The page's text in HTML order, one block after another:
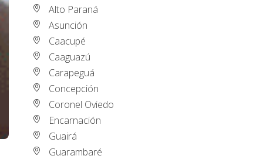
Alto Paraná
Asunción
Caacupé
Caaguazú
Carapeguá
Concepción
Coronel Oviedo
Encarnación
Guairá
Guarambaré